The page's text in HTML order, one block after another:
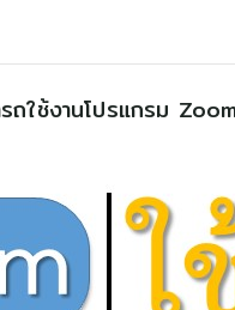
รถใช้งานโปรแกรม